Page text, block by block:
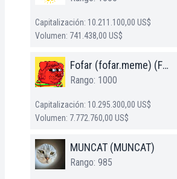
Capitalización: 10.211.100,00 US$
Volumen: 741.438,00 US$
Fofar (fofar.meme) (FOFAR)
Rango: 1000
Capitalización: 10.295.300,00 US$
Volumen: 7.772.760,00 US$
MUNCAT (MUNCAT)
Rango: 985